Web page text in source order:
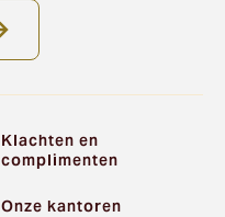
Klachten en
complimenten
Onze kantoren